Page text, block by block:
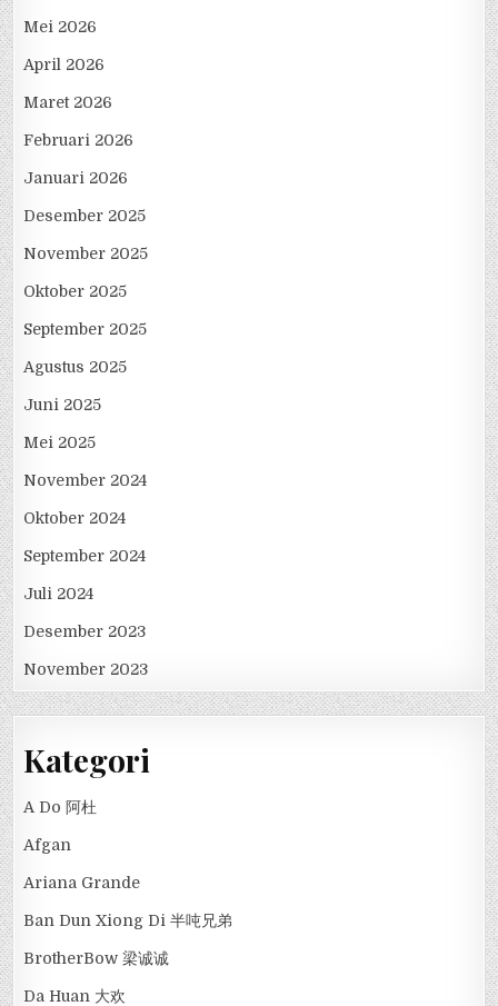
Mei 2026
April 2026
Maret 2026
Februari 2026
Januari 2026
Desember 2025
November 2025
Oktober 2025
September 2025
Agustus 2025
Juni 2025
Mei 2025
November 2024
Oktober 2024
September 2024
Juli 2024
Desember 2023
November 2023
Kategori
A Do 阿杜
Afgan
Ariana Grande
Ban Dun Xiong Di 半吨兄弟
BrotherBow 梁诚诚
Da Huan 大欢